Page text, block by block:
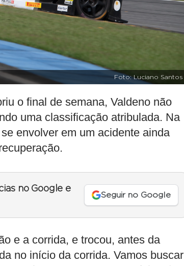
Foto: Luciano Santos
o final de semana, Valdeno não
uma classificação atribulada. Na
envolver em um acidente ainda
no Google e
Seguir no Google
e a corrida, e trocou, antes da
no início da corrida. Vamos buscar